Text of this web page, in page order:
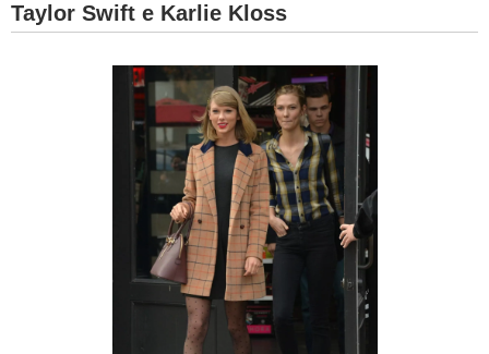
Taylor Swift e Karlie Kloss